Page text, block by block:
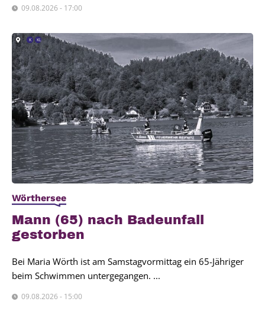
09.08.2026 - 17:00
KL
K
Wörthersee
Mann (65) nach Bade­un­fall
gestor­ben
Bei Maria Wörth ist am Samstagvormittag ein 65-Jähriger
beim Schwimmen untergegangen. ...
09.08.2026 - 15:00